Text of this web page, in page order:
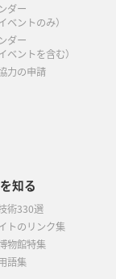
ダー
ベントのみ）
ダー
ベントを含む）
力の申請
知る
術330選
トのリンク集
物館特集
語集